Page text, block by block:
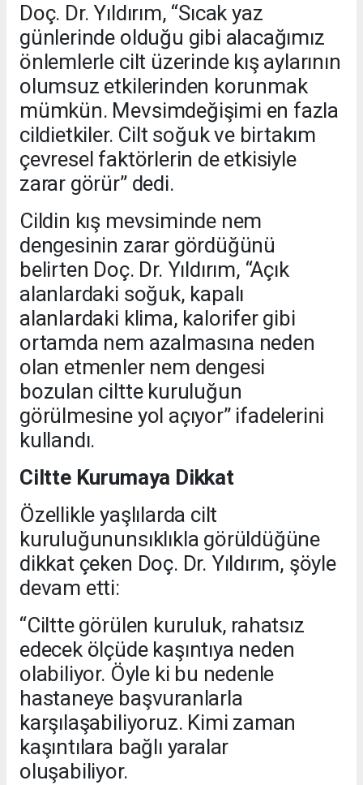
Doç. Dr. Yıldırım, “Sıcak yaz
günlerinde olduğu gibi alacağımız
önlemlerle cilt üzerinde kış aylarının
olumsuz etkilerinden korunmak
mümkün. Mevsimdeğişimi en fazla
cildietkiler. Cilt soğuk ve birtakım
çevresel faktörlerin de etkisiyle
zarar görür” dedi.
Cildin kış mevsiminde nem
dengesinin zarar gördüğünü
belirten Doç. Dr. Yıldırım, “Açık
alanlardaki soğuk, kapalı
alanlardaki klima, kalorifer gibi
ortamda nem azalmasına neden
olan etmenler nem dengesi
bozulan ciltte kuruluğun
görülmesine yol açıyor” ifadelerini
kullandı.
Ciltte Kurumaya Dikkat
Özellikle yaşlılarda cilt
kuruluğununsıklıkla görüldüğüne
dikkat çeken Doç. Dr. Yıldırım, şöyle
devam etti:
“Ciltte görülen kuruluk, rahatsız
edecek ölçüde kaşıntıya neden
olabiliyor. Öyle ki bu nedenle
hastaneye başvuranlarla
karşılaşabiliyoruz. Kimi zaman
kaşıntılara bağlı yaralar
oluşabiliyor.